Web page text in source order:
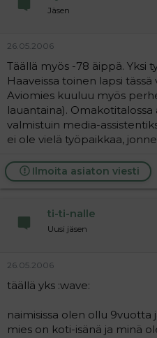
Jäsen
26.05.2006
Täällä myös -78 äippä. Yksi
Haaveissa toinen lapsi
Aviomies kuuluu myös
lauantaina).
valmistuin media-
ei ole vielä työpaikkaa,
Ilmoita asiaton viesti
ti-ti-nalle
Uusi jäsen
26.05.2006
täällä yks :wave:
naimisissa olen ollu 9vuotta
mies on koti-isänä ja minä